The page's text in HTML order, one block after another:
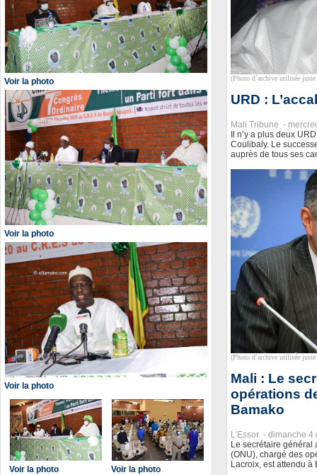
Voir la photo
Voir la photo
Voir la photo
Voir la photo Voir la photo
(Photo d`archive utilisée
URD :
Mali Tribune -
Il n’y a plus deux
Coulibaly. Le
auprès de tous ses
(Photo d`archive utilisée
Mali : Le
opérations
Bamako
L’Essor - dimanche 4
Le secrétaire général
(ONU), chargé des
Lacroix, est attendu